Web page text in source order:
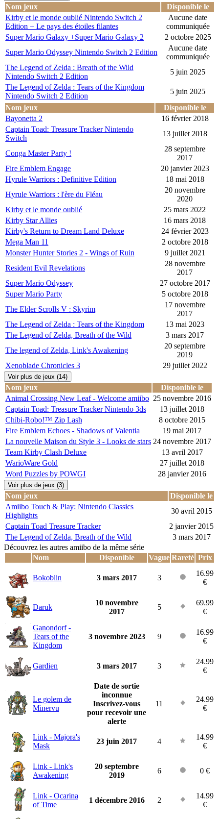
Nom jeux
Disponible le
Kirby et le monde oublié Nintendo Switch 2
Edition + Le pays des étoiles filantes
Aucune date
communiquée
Super Mario Galaxy +Super Mario Galaxy 2
2 octobre 2025
Super Mario Odyssey Nintendo Switch 2 Edition
Aucune date
communiquée
The Legend of Zelda : Breath of the Wild
Nintendo Switch 2 Edition
5 juin 2025
The Legend of Zelda : Tears of the Kingdom
Nintendo Switch 2 Edition
5 juin 2025
Nom jeux
Disponible le
Bayonetta 2
16 février 2018
Captain Toad: Treasure Tracker Nintendo
Switch
13 juillet 2018
Conga Master Party !
28 septembre
2017
Fire Emblem Engage
20 janvier 2023
Hyrule Warriors : Definitive Edition
18 mai 2018
Hyrule Warriors : l'ère du Fléau
20 novembre
2020
Kirby et le monde oublié
25 mars 2022
Kirby Star Allies
16 mars 2018
Kirby's Return to Dream Land Deluxe
24 février 2023
Mega Man 11
2 octobre 2018
Monster Hunter Stories 2 - Wings of Ruin
9 juillet 2021
Resident Evil Revelations
28 novembre
2017
Super Mario Odyssey
27 octobre 2017
Super Mario Party
5 octobre 2018
The Elder Scrolls V : Skyrim
17 novembre
2017
The Legend of Zelda : Tears of the Kingdom
13 mai 2023
The Legend of Zelda, Breath of the Wild
3 mars 2017
The legend of Zelda, Link's Awakening
20 septembre
2019
Xenoblade Chronicles 3
29 juillet 2022
Voir plus de jeux (14)
Nom jeux
Disponible le
Animal Crossing New Leaf - Welcome amiibo 25 novembre 2016
Captain Toad: Treasure Tracker Nintendo 3ds
13 juillet 2018
Chibi-Robo!™ Zip Lash
8 octobre 2015
Fire Emblem Echoes - Shadows of Valentia
19 mai 2017
La nouvelle Maison du Style 3 - Looks de stars 24 novembre 2017
Team Kirby Clash Deluxe
13 avril 2017
WarioWare Gold
27 juillet 2018
Word Puzzles by POWGI
28 janvier 2016
Voir plus de jeux (3)
Nom jeux
Disponible le
Amiibo Touch & Play: Nintendo Classics
Highlights
30 avril 2015
Captain Toad Treasure Tracker
2 janvier 2015
The Legend of Zelda, Breath of the Wild
3 mars 2017
Découvrez les autres amiibo de la même série
Nom
Disponible Vague Rareté Prix
Bokoblin 3 mars 2017 3
16.99
€
Daruk
10 novembre
2017
5
69.99
€
Ganondorf -
Tears of the
Kingdom
3 novembre 2023 9
16.99
€
Gardien 3 mars 2017 3
24.99
€
Le golem de
Minervu
Date de sortie
inconnue
Inscrivez-vous
pour recevoir une
alerte
11
24.99
€
Link - Majora's
Mask
23 juin 2017 4
14.99
€
Link - Link's
Awakening
20 septembre
2019
6 0 €
Link - Ocarina
of Time
1 décembre 2016 2
14.99
€